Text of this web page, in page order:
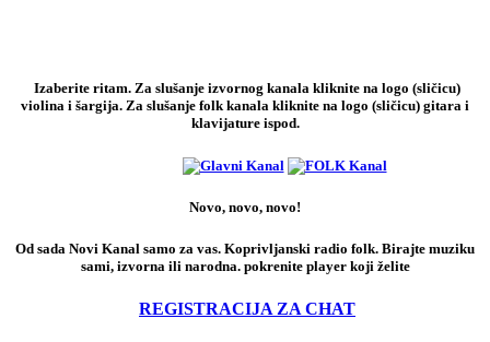
Izaberite ritam. Za slušanje izvornog kanala kliknite na logo (sličicu)
violina i šargija. Za slušanje folk kanala kliknite na logo (sličicu) gitara i
klavijature ispod.
Novo, novo, novo!
Od sada Novi Kanal samo za vas. Koprivljanski radio folk. Birajte muziku
sami, izvorna ili narodna. pokrenite player koji želite
REGISTRACIJA ZA CHAT